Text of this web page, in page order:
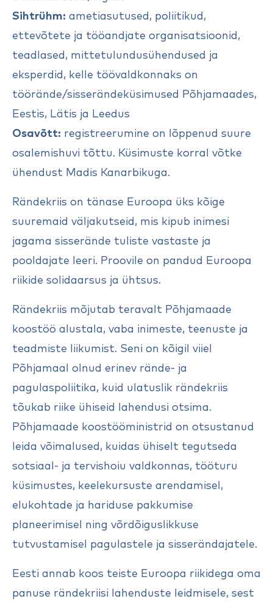
Sihtrühm: ametiasutused, poliitikud,
ettevõtete ja tööandjate organisatsioonid,
teadlased, mittetulundusühendused ja
eksperdid, kelle töövaldkonnaks on
töörände/sisserändeküsimused Põhjamaades,
Eestis, Lätis ja Leedus
Osavõtt: registreerumine on lõppenud suure
osalemishuvi tõttu. Küsimuste korral võtke
ühendust Madis Kanarbikuga.
Rändekriis on tänase Euroopa üks kõige
suuremaid väljakutseid, mis kipub inimesi
jagama sisserände tuliste vastaste ja
pooldajate leeri. Proovile on pandud Euroopa
riikide solidaarsus ja ühtsus.
Rändekriis mõjutab teravalt Põhjamaade
koostöö alustala, vaba inimeste, teenuste ja
teadmiste liikumist. Seni on kõigil viiel
Põhjamaal olnud erinev rände- ja
pagulaspoliitika, kuid ulatuslik rändekriis
tõukab riike ühiseid lahendusi otsima.
Põhjamaade koostööministrid on otsustanud
leida võimalused, kuidas ühiselt tegutseda
sotsiaal- ja tervishoiu valdkonnas, tööturu
küsimustes, keelekursuste arendamisel,
elukohtade ja hariduse pakkumise
planeerimisel ning võrdõiguslikkuse
tutvustamisel pagulastele ja sisserändajatele.
Eesti annab koos teiste Euroopa riikidega oma
panuse rändekriisi lahenduste leidmisele, sest